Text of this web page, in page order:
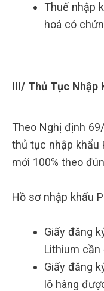
Thuế nhập
hoá có
III/ Thủ Tục Nhập
Theo Nghị định
thủ tục nhập khẩu
mới 100% theo
Hồ sơ nhập khẩu
Giấy đăng
Lithium cần
Giấy đăng
lô hàng